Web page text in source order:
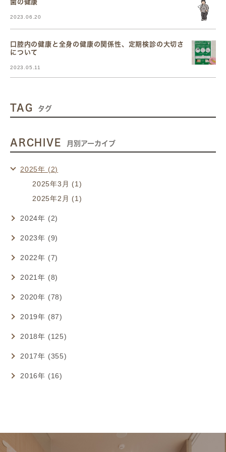
歯の健康
2023.06.20
口腔内の健康と全身の健康の関係性、定期検診の大切さ
について
2023.05.11
TAG タグ
ARCHIVE 月別アーカイブ
2025年 (2)
2025年3月 (1)
2025年2月 (1)
2024年 (2)
2023年 (9)
2022年 (7)
2021年 (8)
2020年 (78)
2019年 (87)
2018年 (125)
2017年 (355)
2016年 (16)